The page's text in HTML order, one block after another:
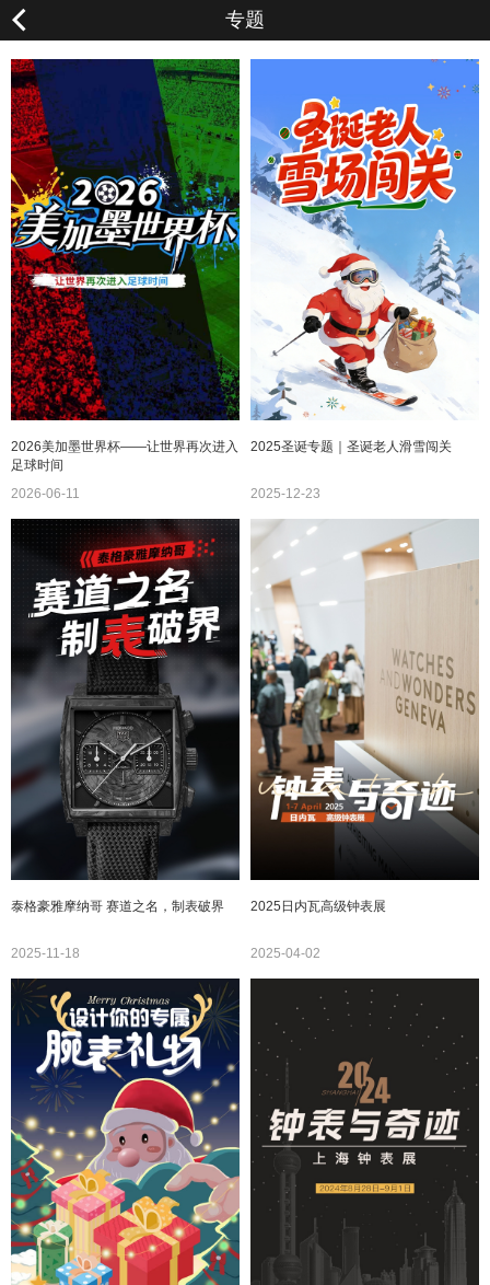
<
专题
2026美加墨世界杯——让世界再次进入
足球时间
2026-06-11
2025圣诞专题｜圣诞老人滑雪闯关
2025-12-23
泰格豪雅摩纳哥 赛道之名，制表破界
2025-11-18
2025日内瓦高级钟表展
2025-04-02